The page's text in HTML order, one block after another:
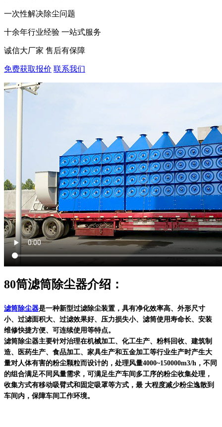
一次性解决除尘问题
十余年行业经验 一站式服务
诚信大厂家 售后有保障
免费获取报价 联系我们
80筒滤筒除尘器介绍：
滤筒除尘器是一种新型过滤除尘装置，具有净化效率高、外形尺寸
小、过滤面积大、过滤效果好、压力损失小、滤筒使用寿命长、安装
维修快捷方便、可连续使用等特点。
滤筒除尘器主要针对治理在机械加工、化工生产、粉料回收、建筑制
造、医药生产、食品加工、家具生产和五金加工等行业生产时产生大
量对人体有害的粉尘颗粒而设计的，处理风量4000~150000m3/h，不同
的组合满足不同风量需求，可满足生产车间多工序的粉尘收集处理，
收集方式有移动吸臂式和固定吸罩等方式，最 大程度减少粉尘逸散到
车间内，保障车间工作环境。